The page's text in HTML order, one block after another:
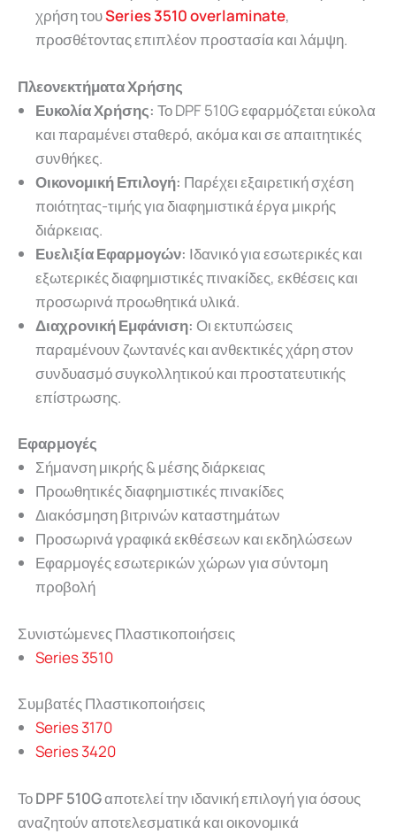
χρήση τουSeries 3510 overlaminate,
προσθέτοντας επιπλέον προστασία και λάμψη.
Πλεονεκτήματα Χρήσης
Ευκολία Χρήσης: Το DPF 510G εφαρμόζεται εύκολα
και παραμένει σταθερό, ακόμα και σε απαιτητικές
συνθήκες.
Οικονομική Επιλογή: Παρέχει εξαιρετική σχέση
ποιότητας-τιμής για διαφημιστικά έργα μικρής
διάρκειας.
Ευελιξία Εφαρμογών: Ιδανικό για εσωτερικές και
εξωτερικές διαφημιστικές πινακίδες, εκθέσεις και
προσωρινά προωθητικά υλικά.
Διαχρονική Εμφάνιση: Οι εκτυπώσεις
παραμένουν ζωντανές και ανθεκτικές χάρη στον
συνδυασμό συγκολλητικού και προστατευτικής
επίστρωσης.
Εφαρμογές
Σήμανση μικρής & μέσης διάρκειας
Προωθητικές διαφημιστικές πινακίδες
Διακόσμηση βιτρινών καταστημάτων
Προσωρινά γραφικά εκθέσεων και εκδηλώσεων
Εφαρμογές εσωτερικών χώρων για σύντομη
προβολή
Συνιστώμενες Πλαστικοποιήσεις
Series 3510
Συμβατές Πλαστικοποιήσεις
Series 3170
Series 3420
ΤοDPF 510Gαποτελεί την ιδανική επιλογή για όσους
αναζητούν αποτελεσματικά και οικονομικά